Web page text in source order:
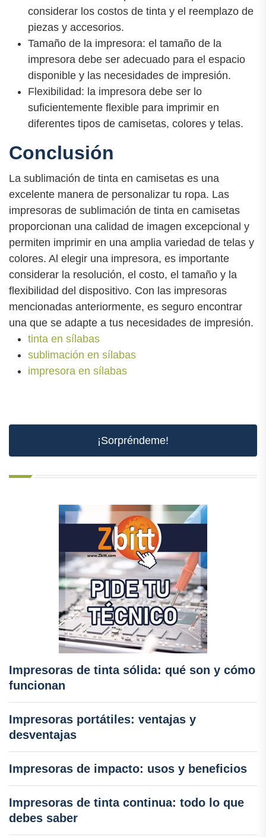
considerar los costos de tinta y el reemplazo de
piezas y accesorios.
Tamaño de la impresora: el tamaño de la
impresora debe ser adecuado para el espacio
disponible y las necesidades de impresión.
Flexibilidad: la impresora debe ser lo
suficientemente flexible para imprimir en
diferentes tipos de camisetas, colores y telas.
Conclusión
La sublimación de tinta en camisetas es una
excelente manera de personalizar tu ropa. Las
impresoras de sublimación de tinta en camisetas
proporcionan una calidad de imagen excepcional y
permiten imprimir en una amplia variedad de telas y
colores. Al elegir una impresora, es importante
considerar la resolución, el costo, el tamaño y la
flexibilidad del dispositivo. Con las impresoras
mencionadas anteriormente, es seguro encontrar
una que se adapte a tus necesidades de impresión.
tinta en sílabas
sublimación en sílabas
impresora en sílabas
¡Sorpréndeme!
Impresoras de tinta sólida: qué son y cómo
funcionan
Impresoras portátiles: ventajas y
desventajas
Impresoras de impacto: usos y beneficios
Impresoras de tinta continua: todo lo que
debes saber